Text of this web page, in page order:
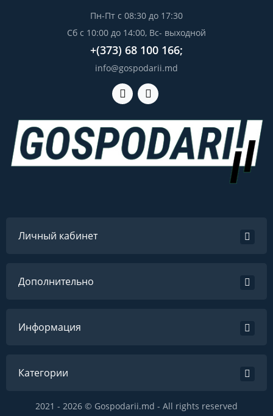
Пн-Пт с 08:30 до 17:30
Сб с 10:00 до 14:00, Вс- выходной
+(373) 68 100 166;
info@gospodarii.md
Личный кабинет
Дополнительно
Информация
Категории
2021 - 2026 © Gospodarii.md - All rights reserved